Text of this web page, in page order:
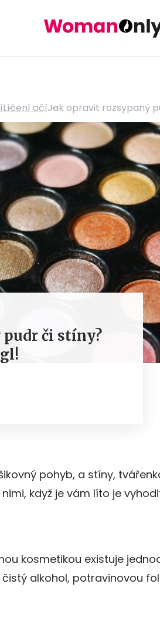
Líčení očíJak opravit rozsypaný
či stíny?
pohyb, a stíny,
když je vám líto je
kosmetikou existuje
alkohol, potravinovou